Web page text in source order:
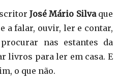
José Mário Silva que
a falar, ouvir, ler e contar,
nas estantes da
livros para ler em casa. E
o que não.